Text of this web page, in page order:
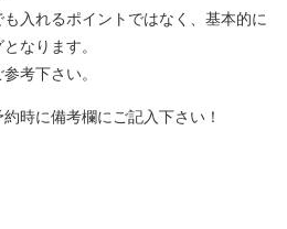
入れるポイントではなく、基本的に
なります。
考下さい。
時に備考欄にご記入下さい！